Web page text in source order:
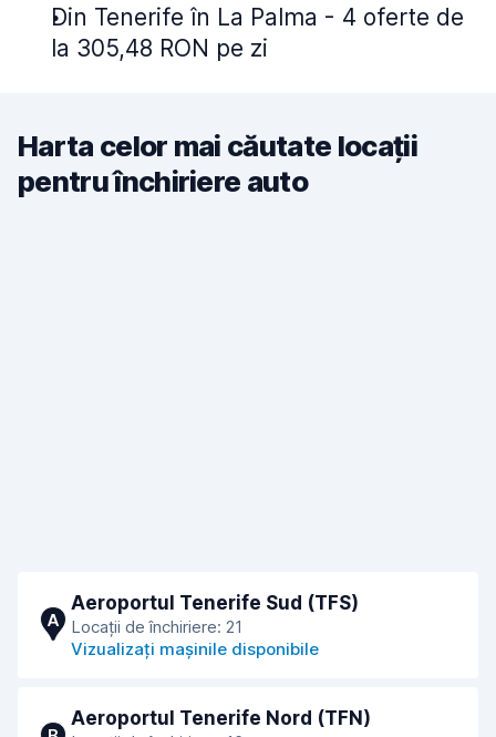
Din Tenerife în La Palma - 4 oferte de
la 305,48 RON pe zi
Harta celor mai căutate locații
pentru închiriere auto
A
Aeroportul Tenerife Sud (TFS)
Locații de închiriere: 21
Vizualizați mașinile disponibile
Aeroportul Tenerife Nord (TFN)